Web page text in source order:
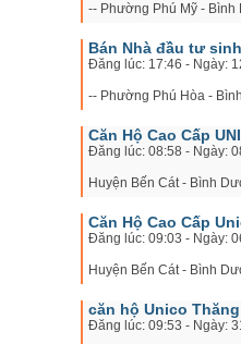
-- Phường Phú Mỹ - Bình
Bán Nhà đầu tư
Đăng lúc: 17:46 - Ngày:
-- Phường Phú Hòa -
Căn Hộ Cao Cấp
Đăng lúc: 08:58 - Ngày:
Huyện Bến Cát - Bình
Căn Hộ Cao Cấp
Đăng lúc: 09:03 - Ngày:
Huyện Bến Cát - Bình
căn hộ Unico
Đăng lúc: 09:53 - Ngày: